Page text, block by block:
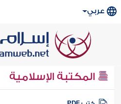
عربي
المكتبة الإسلامية